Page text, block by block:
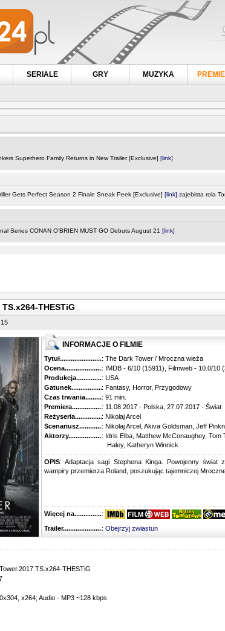
SERIALE GRY MUZYKA
THESTiG
INFORMACJE O FILMIE
Tytuł............................................: The Dark Tower / Mroczna wieża
Ocena.............................................: IMDB - 6/10 (15911), Filmweb - 10.0/10
Produkcja.........................................
: USA
Gatunek...........................................
: Fantasy, Horror, Przygodowy
Czas trwania......................................
: 91 min.
Premiera..........................................: 11.08.2017 - Polska, 27.07.2017 - Świat
Reżyseria........................................
: Nikolaj Arcel
Scenariusz........................................: Nikolaj Arcel, Akiva Goldsman, Jeff
Aktorzy...........................................: Idris Elba, Matthew McConaughey,
Haley, Katheryn Winnick
OPIS: Adaptacja sagi Stephena Kinga. Powojenny świat
wampiry przemierza Roland, poszukując tajemniczej
Więcej na........................................
:
Trailer...........................................
: Obejrzyj zwiastun
THESTiG
x264; Audio - MP3 ~128 kbps